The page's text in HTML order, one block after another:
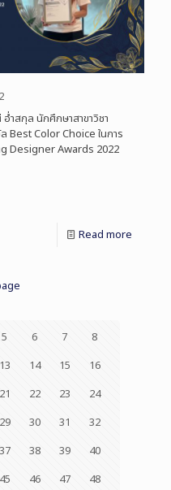
ำสกุล นักศึกษาสาขาวิชา
Best Color Choice ในการ
Designer Awards 2022
Read more
5 6 7
8
13 14 15
16
21 22 23
24
29 30 31
32
37 38 39
40
45 46 47
48